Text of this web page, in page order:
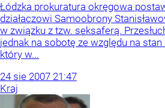
Łódzka prokuratura okręgowa
działaczowi Samoobrony
w związku z tzw. seksaferą.
jednak na sobotę ze względu na
który w...
24 sie 2007 21:47
Kraj